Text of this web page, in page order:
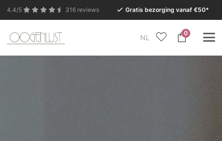
4.4/5 316 reviews Gratis bezorging vanaf €50*
NL
0
In verband met de zomervakantie is onze Conceptstore
in Eersel van maandag 27 juli t/m dinsdag 11 augustus